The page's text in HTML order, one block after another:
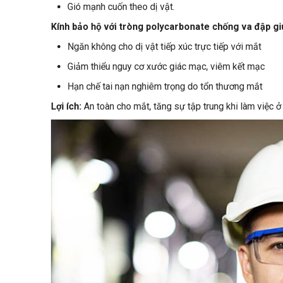
Gió mạnh cuốn theo dị vật.
Kính bảo hộ với tròng polycarbonate chống va đập
Ngăn không cho dị vật tiếp xúc trực tiếp với mắt
Giảm thiểu nguy cơ xước giác mạc, viêm kết mạc
Hạn chế tai nạn nghiêm trọng do tổn thương mắt
Lợi ích: An toàn cho mắt, tăng sự tập trung khi làm việc